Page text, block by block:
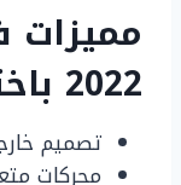
2022 باختصار
تصميم